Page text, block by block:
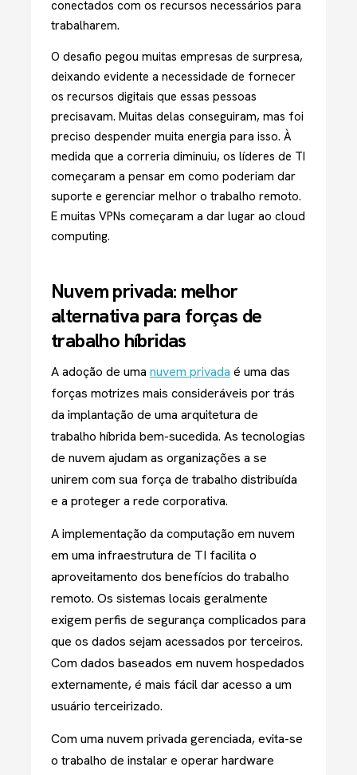
conectados com os recursos necessários para
trabalharem.
O desafio pegou muitas empresas de surpresa,
deixando evidente a necessidade de fornecer
os recursos digitais que essas pessoas
precisavam. Muitas delas conseguiram, mas foi
preciso despender muita energia para isso. À
medida que a correria diminuiu, os líderes de TI
começaram a pensar em como poderiam dar
suporte e gerenciar melhor o trabalho remoto.
E muitas VPNs começaram a dar lugar ao cloud
computing.
Nuvem privada: melhor
alternativa para forças de
trabalho híbridas
A adoção de uma nuvem privada é uma das
forças motrizes mais consideráveis ​​por trás
da implantação de uma arquitetura de
trabalho híbrida bem-sucedida. As tecnologias
de nuvem ajudam as organizações a se
unirem com sua força de trabalho distribuída
e a proteger a rede corporativa.
A implementação da computação em nuvem
em uma infraestrutura de TI facilita o
aproveitamento dos benefícios do trabalho
remoto. Os sistemas locais geralmente
exigem perfis de segurança complicados para
que os dados sejam acessados ​​por terceiros.
Com dados baseados em nuvem hospedados
externamente, é mais fácil dar acesso a um
usuário terceirizado.
Com uma nuvem privada gerenciada, evita-se
o trabalho de instalar e operar hardware